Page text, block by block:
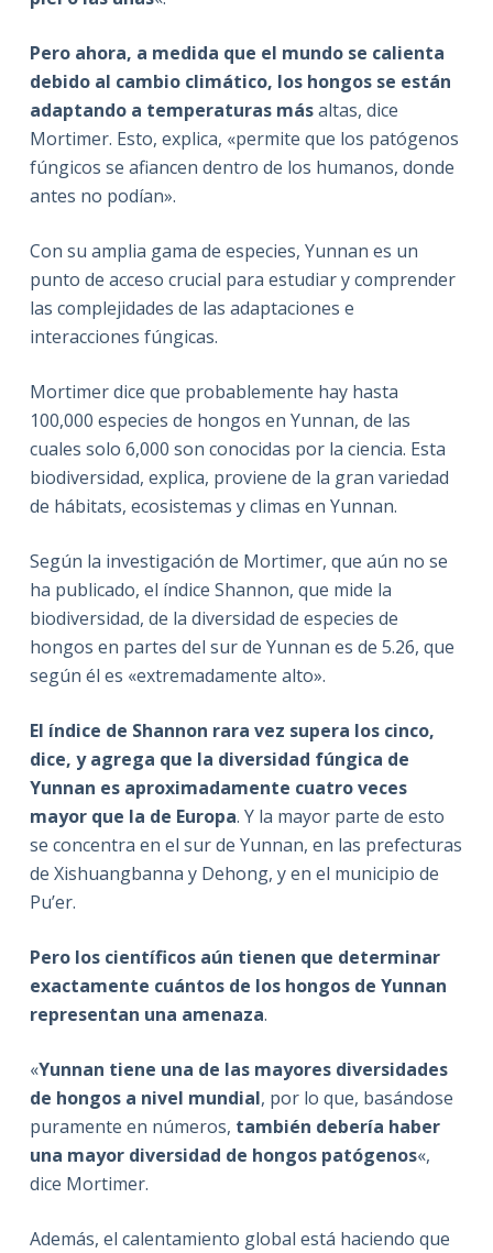
Pero ahora, a medida que el mundo se calienta
debido al cambio climático, los hongos se están
adaptando a temperaturas másaltas, dice
Mortimer. Esto, explica, «permite que los patógenos
fúngicos se afiancen dentro de los humanos, donde
antes no podían».
Con su amplia gama de especies, Yunnan es un
punto de acceso crucial para estudiar y comprender
las complejidades de las adaptaciones e
interacciones fúngicas.
Mortimer dice que probablemente hay hasta
100,000 especies de hongos en Yunnan, de las
cuales solo 6,000 son conocidas por la ciencia. Esta
biodiversidad, explica, proviene de la gran variedad
de hábitats, ecosistemas y climas en Yunnan.
Según la investigación de Mortimer, que aún no se
ha publicado, el índice Shannon, que mide la
biodiversidad, de la diversidad de especies de
hongos en partes del sur de Yunnan es de 5.26, que
según él es «extremadamente alto».
El índice de Shannon rara vez supera los cinco,
dice, y agrega que la diversidad fúngica de
Yunnan es aproximadamente cuatro veces
mayor que la de Europa. Y la mayor parte de esto
se concentra en el sur de Yunnan, en las prefecturas
de Xishuangbanna y Dehong, y en el municipio de
Pu’er.
Pero los científicos aún tienen que determinar
exactamente cuántos de los hongos de Yunnan
representan una amenaza.
«Yunnan tiene una de las mayores diversidades
de hongos a nivel mundial, por lo que, basándose
puramente en números, también debería haber
una mayor diversidad de hongos patógenos«,
dice Mortimer.
Además, el calentamiento global está haciendo que